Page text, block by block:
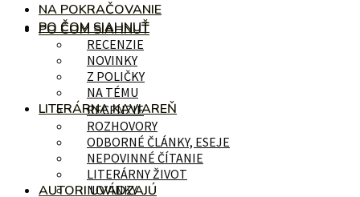
PO ČOM SIAHNUŤ
RECENZIE
NOVINKY
NA POKRAČOVANIE
PO ČOM SIAHNUŤ
RECENZIE
NOVINKY
Z POLIČKY
NA TÉMU
LITERÁRNA KAVIAREŇ
ROZHOVORY
ODBORNÉ ČLÁNKY, ESEJE
NEPOVINNÉ ČÍTANIE
LITERÁRNY ŽIVOT
AUTORI UVÁDZAJÚ